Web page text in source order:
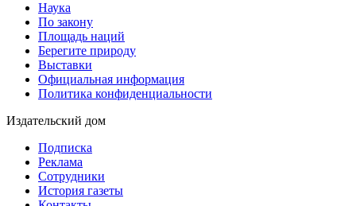
Наука
По закону
Площадь наций
Берегите природу
Выставки
Официальная информация
Политика конфиденциальности
Издательский дом
Подписка
Реклама
Сотрудники
История газеты